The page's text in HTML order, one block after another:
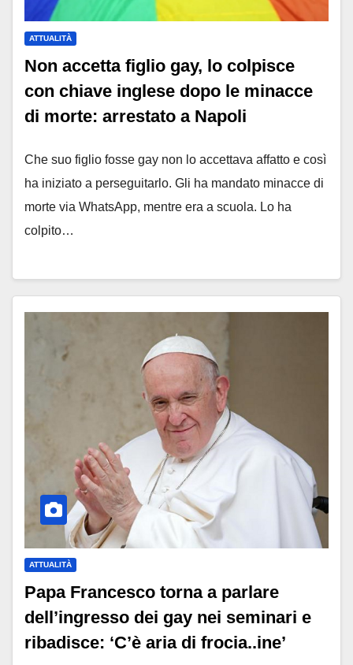
ATTUALITÀ
Non accetta figlio gay, lo colpisce
con chiave inglese dopo le minacce
di morte: arrestato a Napoli
Che suo figlio fosse gay non lo accettava affatto e così
ha iniziato a perseguitarlo. Gli ha mandato minacce di
morte via WhatsApp, mentre era a scuola. Lo ha
colpito…
ATTUALITÀ
Papa Francesco torna a parlare
dell’ingresso dei gay nei seminari e
ribadisce: ‘C’è aria di frocia..ine’